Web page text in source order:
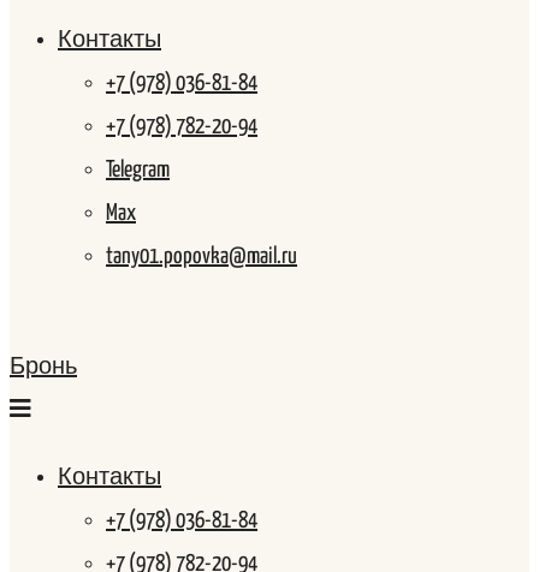
Контакты
+7 (978) 036-81-84
+7 (978) 782-20-94
Telegram
Max
tany01.popovka@mail.ru
Бронь
Контакты
+7 (978) 036-81-84
+7 (978) 782-20-94